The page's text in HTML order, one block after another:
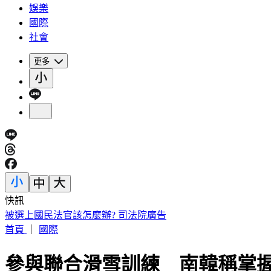
娛樂
國際
社會
更多
快訊
連戰二媳婦罕動怒！重砲轟財政部：太不負責任
首頁
國際
參與聯合滑雪訓練 南韓稱掌